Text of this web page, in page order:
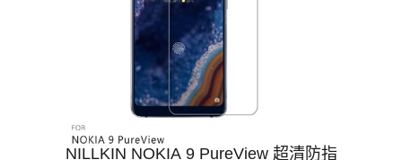
NILLKIN NOKIA 9 PureView 超清防指